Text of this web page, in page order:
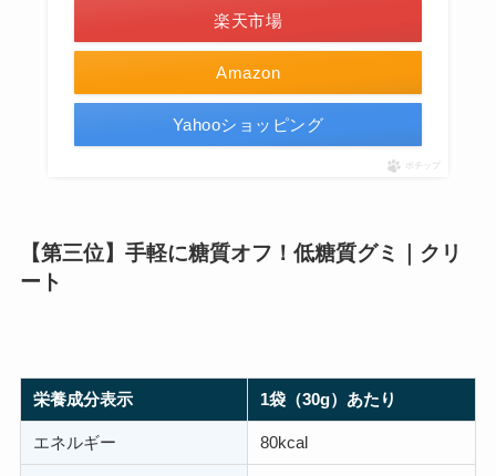
Amazon
楽天市場
Yahooショッピング
ポチップ
【第三位】手軽に糖質オフ！低糖質グミ｜クリ
ート
栄養成分表示 1袋（30g）あたり
エネルギー 80kcal